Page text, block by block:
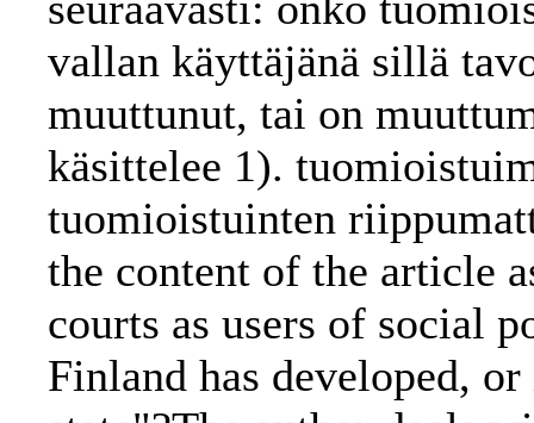
vallan käyttäjänä sillä
muuttunut, tai on
käsittelee 1).
tuomioistuinten
the content of the article
courts as users of social
Finland has developed,